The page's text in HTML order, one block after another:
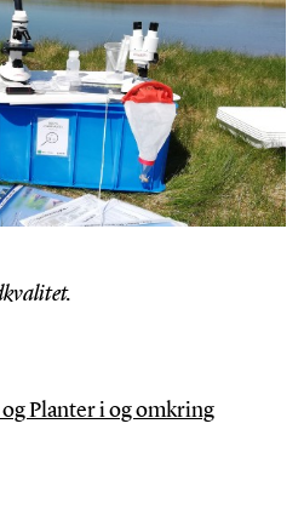
Planter i og omkring